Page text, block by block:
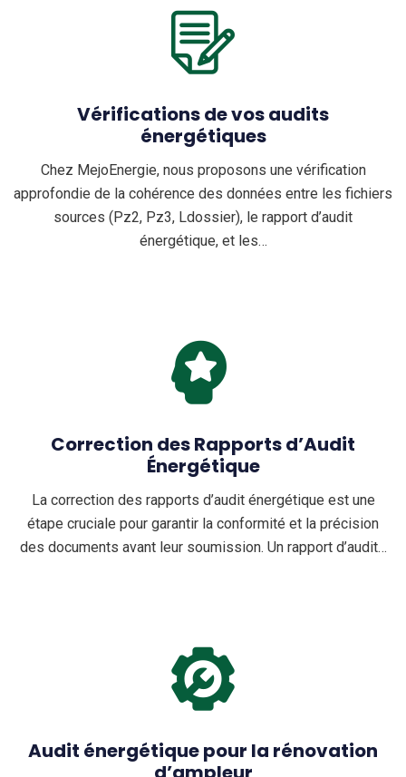
Vérifications de vos audits
énergétiques
Chez MejoEnergie, nous proposons une vérification
approfondie de la cohérence des données entre les fichiers
sources (Pz2, Pz3, Ldossier), le rapport d’audit
énergétique, et les…
Correction des Rapports d’Audit
Énergétique
La correction des rapports d’audit énergétique est une
étape cruciale pour garantir la conformité et la précision
des documents avant leur soumission. Un rapport d’audit…
Audit énergétique pour la rénovation